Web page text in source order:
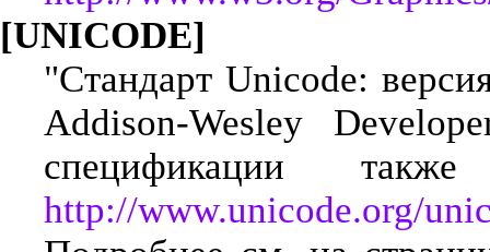
[UNICODE]
"Стандарт Unicode:
Addison-Wesley
спецификации
http://www.unicode.org/